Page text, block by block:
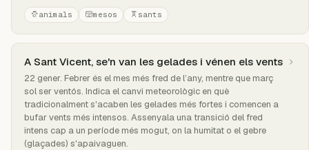
animals mesos sants
A Sant Vicent, se'n van les gelades i vénen els vents
22 gener. Febrer és el mes més fred de l’any, mentre que març
sol ser ventós. Indica el canvi meteorològic en què
tradicionalment s'acaben les gelades més fortes i comencen a
bufar vents més intensos. Assenyala una transició del fred
intens cap a un període més mogut, on la humitat o el gebre
(glaçades) s'apaivaguen.